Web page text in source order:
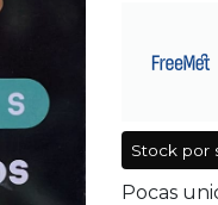
Stock por
Pocas